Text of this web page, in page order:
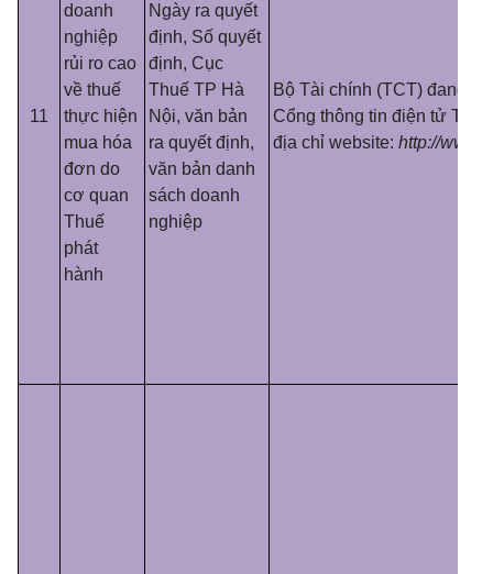
11
doanh
nghiệp
rủi ro cao
về thuế
thực hiện
mua hóa
đơn do
cơ quan
Thuế
phát
hành
Ngày ra quyết
định, Số quyết
định, Cục
Thuế TP Hà
Nội, văn bản
ra quyết định,
văn bản danh
sách doanh
nghiệp
Bộ Tài chính (TCT) đang
Cổng thông tin điện tử
địa chỉ website: http://